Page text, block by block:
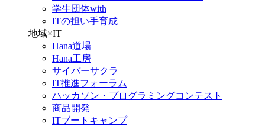
学生団体with
ITの担い手育成
地域×IT
Hana道場
Hana工房
サイバーサクラ
IT推進フォーラム
ハッカソン・プログラミングコンテスト
商品開発
ITブートキャンプ